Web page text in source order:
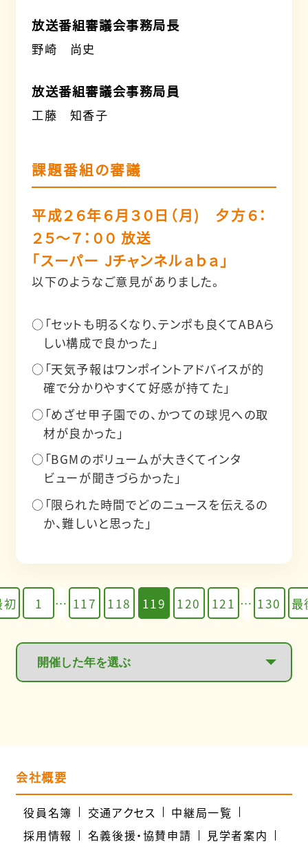
放送番組審議会事務局長
野崎 尚史
放送番組審議会事務局員
工藤 知香子
課題番組の審議
平成２６年６月３０日（月) 夕方６：
２５～７：００ 放送
「スーパー Jチャンネルａｂａ」
以下のようなご意見がありました。
○「セットも明るくなり、テンポも良くてABAら
しい構成で良かった」
○「天気予報はワンポイントアドバイスが的
確で分かりやすくて好感が持てた」
○「めざせ甲子園での、かつての球児への取
材が良かった」
○「BGMのボリュームが大きくてインタ
ビューが聞きづらかった」
○「限られた時間でどのニュースを伝えるの
か、難しいと思った」
初 1 … 117 118 119 120 121 … 130 最
会社概要
役員名簿 交通アクセス
中継局一覧
採用情報
名義後援・協賛申請
見学者案内